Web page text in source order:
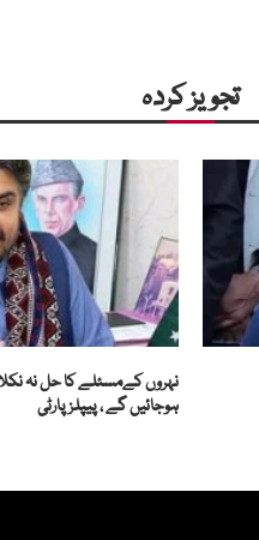
تجویز کردہ
نہروں کےمسئلے کا حل نہ
ہوجائیں گے ، پیپلزپارٹی